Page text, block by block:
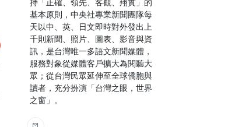
基本原則，中央社專業新聞團隊每
天以中、英、日文即時對外發出上
千則新聞、照片、圖表、影音與資
訊，是台灣唯一多語文新聞媒體，
服務對象從媒體客戶擴大為閱聽大
眾；從台灣民眾延伸至全球僑胞與
讀者，充分扮演「台灣之眼，世界
之窗」。